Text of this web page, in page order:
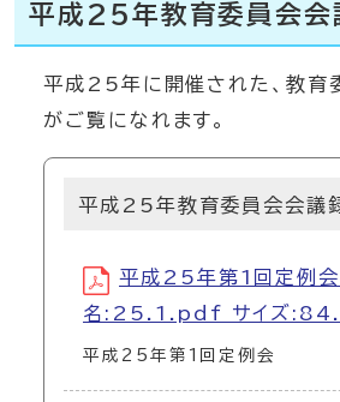
平成25年教育委員会会
平成25年に開催された、教育
がご覧になれます。
平成25年教育委員会会議
平成25年第1回定例会
名:25.1.pdf サイズ
平成25年第1回定例会